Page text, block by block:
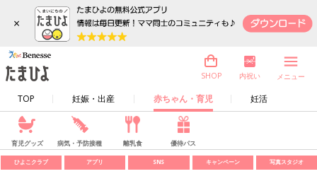
×
TOP 妊娠・出産 赤ちゃん・育児 妊活
SHOP 内祝い メニュー
育児グッズ 病気・予防接種 離乳食 優待パス
ひよこクラブ アプリ SNS キャンペーン 写真スタジオ